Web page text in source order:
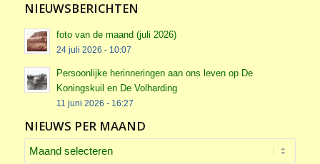
NIEUWSBERICHTEN
foto van de maand (juli 2026)
24 juli 2026 - 10:07
Persoonlijke herinneringen aan ons leven op De
Koningskuil en De Volharding
11 juni 2026 - 16:27
NIEUWS PER MAAND